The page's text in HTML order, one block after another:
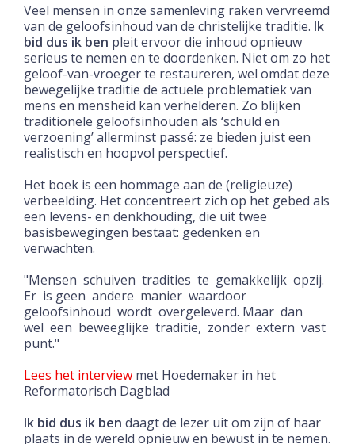
Veel mensen in onze samenleving raken vervreemd
van de geloofsinhoud van de christelijke traditie. Ik
bid dus ik ben pleit ervoor die inhoud opnieuw
serieus te nemen en te doordenken. Niet om zo het
geloof-van-vroeger te restaureren, wel omdat deze
bewegelijke traditie de actuele problematiek van
mens en mensheid kan verhelderen. Zo blijken
traditionele geloofsinhouden als ‘schuld en
verzoening’ allerminst passé: ze bieden juist een
realistisch en hoopvol perspectief.
Het boek is een hommage aan de (religieuze)
verbeelding. Het concentreert zich op het gebed als
een levens- en denkhouding, die uit twee
basisbewegingen bestaat: gedenken en
verwachten.
"Mensen schuiven tradities te gemakkelijk opzij.
Er is geen andere manier waardoor
geloofsinhoud wordt overgeleverd. Maar dan
wel een beweeglijke traditie, zonder extern vast
punt."
Lees het interview met Hoedemaker in het
Reformatorisch Dagblad
Ik bid dus ik ben daagt de lezer uit om zijn of haar
plaats in de wereld opnieuw en bewust in te nemen.